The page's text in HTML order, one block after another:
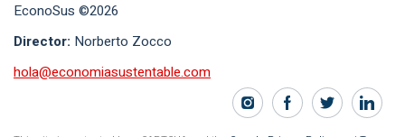
EconoSus ©2026
Director: Norberto Zocco
hola@economiasustentable.com